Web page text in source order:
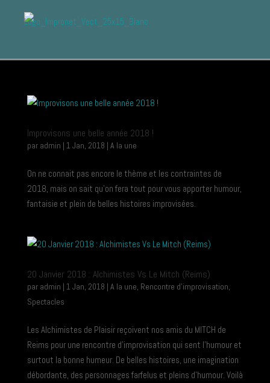
Improvisons une belle année 2018 !
par admin | 1 Jan, 2018 | A la une
On ne connait pas encore le thème et les contraintes de
2018, mais on sait qu’on fera tout pour vous apporter humour,
fantaisie et plein de belles histoires improvisées.
20 Janvier 2018 : Alchimistes Vs Le Mitch (Reims)
par admin | 1 Jan, 2018 | A la une, Rencontre d'improvisation,
Spectacles
Les Alchimistes de Plaisir reçoivent nos amis du MITCH de
Reims pour une rencontre d’improvisation qui sent l’humour et
surtout la bonne humeur. De belles histoires, une imagination
débordante, des personnages farfelus et pleins d’humour. Voilà